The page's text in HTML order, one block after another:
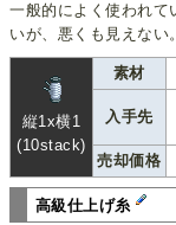
一般的によく使われて
いが、悪くも見えない。
縦1x横1
(10stack)
素材
入手先
売却価格
高級仕上げ糸